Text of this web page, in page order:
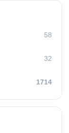
58
32
1714